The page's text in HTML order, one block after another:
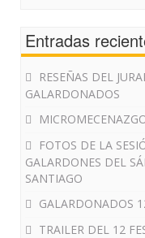
Entradas
RESEÑAS DEL
GALARDONADOS
FOTOS DE LA
GALARDONES DEL
SANTIAGO
GALARDONADOS
TRAILER DEL 12